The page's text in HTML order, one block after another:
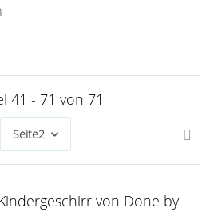
41 - 71 von 71
Seite2
von Done by